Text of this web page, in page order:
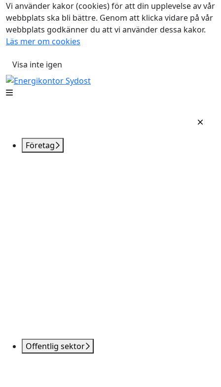
Vi använder kakor (cookies) för att din upplevelse av vår
webbplats ska bli bättre. Genom att klicka vidare på vår
webbplats godkänner du att vi använder dessa kakor.
Läs mer om cookies
Visa inte igen
Företag
Offentlig sektor